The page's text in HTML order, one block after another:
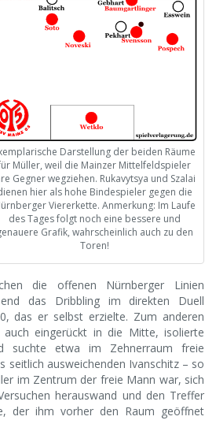
Darstellung der beiden Räume
Müller, weil die Mainzer Mittelfeldspieler
Gegner wegziehen. Rukavytsya und Szalai
hier als hohe Bindespieler gegen die
Viererkette. Anmerkung: Im Laufe
des Tages folgt noch eine bessere und
Grafik, wahrscheinlich auch zu den
Toren!
die offenen Nürnberger Linien
das Dribbling im direkten Duell
das er selbst erzielte. Zum anderen
eingerückt in die Mitte, isolierte
suchte etwa im Zehnerraum freie
seitlich ausweichenden Ivanschitz – so
im Zentrum der freie Mann war, sich
herauswand und den Treffer
der ihm vorher den Raum geöffnet